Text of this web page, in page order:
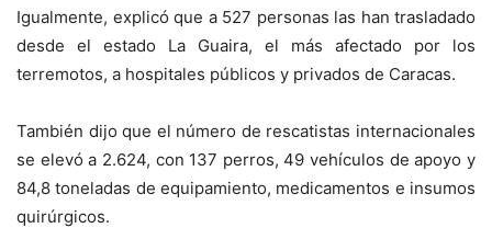
Igualmente, explicó que a 527 personas las han trasladado
desde el estado La Guaira, el más afectado por los
terremotos, a hospitales públicos y privados de Caracas.
También dijo que el número de rescatistas internacionales
se elevó a 2.624, con 137 perros, 49 vehículos de apoyo y
84,8 toneladas de equipamiento, medicamentos e insumos
quirúrgicos.